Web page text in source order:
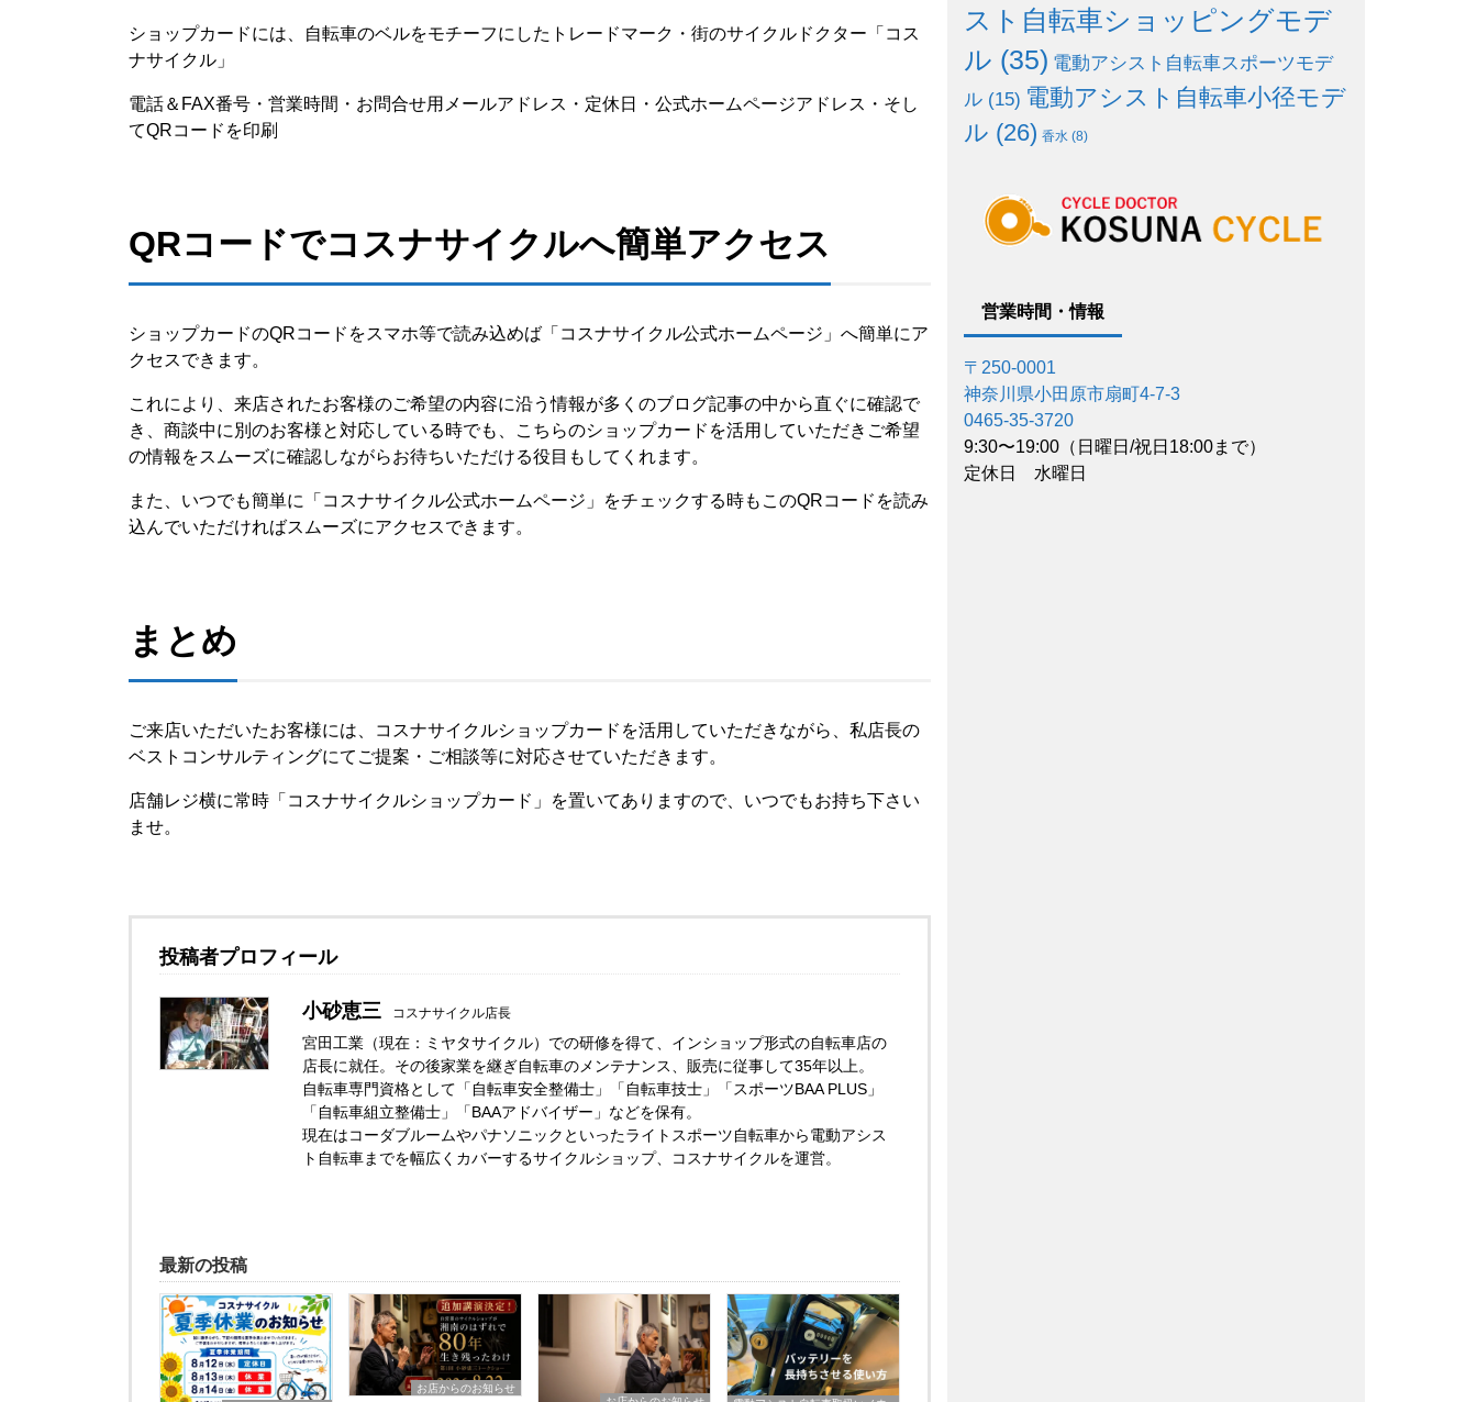
ショップカードには、自転車のベルをモチーフにしたトレードマーク・街のサイクルドクター「コス
ナサイクル」
電話＆FAX番号・営業時間・お問合せ用メールアドレス・定休日・公式ホームページアドレス・そし
てQRコードを印刷
QRコードでコスナサイクルへ簡単アクセス
ショップカードのQRコードをスマホ等で読み込めば「コスナサイクル公式ホームページ」へ簡単にア
クセスできます。
これにより、来店されたお客様のご希望の内容に沿う情報が多くのブログ記事の中から直ぐに確認で
き、商談中に別のお客様と対応している時でも、こちらのショップカードを活用していただきご希望
の情報をスムーズに確認しながらお待ちいただける役目もしてくれます。
また、いつでも簡単に「コスナサイクル公式ホームページ」をチェックする時もこのQRコードを読み
込んでいただければスムーズにアクセスできます。
まとめ
ご来店いただいたお客様には、コスナサイクルショップカードを活用していただきながら、私店長の
ベストコンサルティングにてご提案・ご相談等に対応させていただきます。
店舗レジ横に常時「コスナサイクルショップカード」を置いてありますので、いつでもお持ち下さい
ませ。
投稿者プロフィール
小砂恵三 コスナサイクル店長
宮田工業（現在：ミヤタサイクル）での研修を得て、インショップ形式の自転車店の
店長に就任。その後家業を継ぎ自転車のメンテナンス、販売に従事して35年以上。
自転車専門資格として「自転車安全整備士」「自転車技士」「スポーツBAA PLUS」
「自転車組立整備士」「BAAアドバイザー」などを保有。
現在はコーダブルームやパナソニックといったライトスポーツ自転車から電動アシス
ト自転車までを幅広くカバーするサイクルショップ、コスナサイクルを運営。
最新の投稿
お店からのお知らせ
スト自転車ショッピングモデ
ル (35) 電動アシスト自転車スポーツモデ
ル (15) 電動アシスト自転車小径モデ
ル (26) 香水 (8)
営業時間・情報
〒250-0001
神奈川県小田原市扇町4-7-3
0465-35-3720
9:30〜19:00（日曜日/祝日18:00まで）
定休日 水曜日